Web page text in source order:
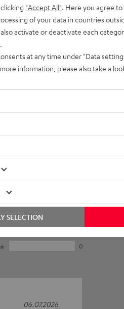
0
0
0
06.07.2026
"Accept All" . Here you agree
of your data in countries
activate or deactivate each
at any time under "Data
information, please also take a
SELECTION